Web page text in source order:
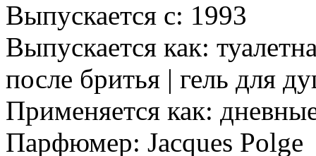
Выпускается с: 1993
Выпускается как:
после бритья | гель для
Применяется как:
Парфюмер: Jacques Polge